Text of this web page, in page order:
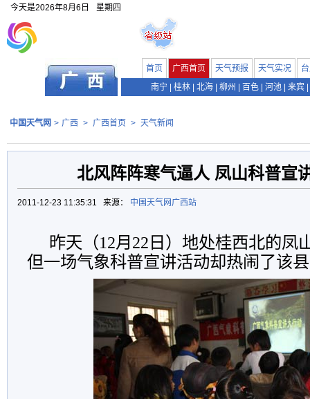
今天是2026年8月6日 星期四
首页 广西首页 天气预报 天气实况
南宁
桂林 北海 柳州 百色 河池 来宾
中国天气网 > 广西 > 广西首页 > 天气新闻
北风阵阵寒气逼人 凤山科普宣
2011-12-23 11:35:31 来源： 中国天气网广西站
昨天（12月22日）地处桂西北的凤
但一场气象科普宣讲活动却热闹了该